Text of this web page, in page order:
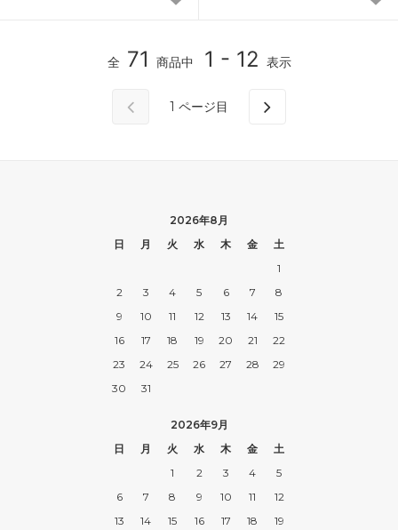
全 71 商品中 1 - 12 表示
1 ページ目
2026年8月
日
月 火 水 木 金
土
1
2
3 4 5 6 7
8
9
10 11 12 13 14
15
16
17 18 19 20 21
22
23
24 25 26 27 28
29
30
31
2026年9月
日
月 火 水 木 金
土
1
2 3 4
5
6
7 8 9 10 11
12
13
14 15 16 17 18
19